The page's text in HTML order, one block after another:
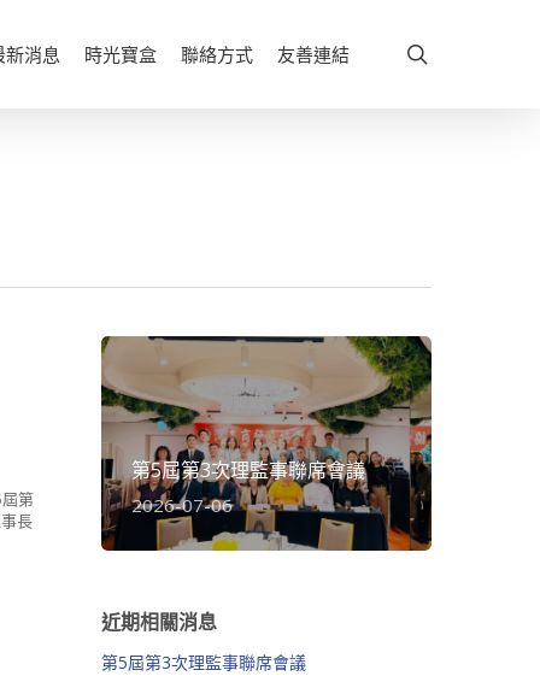
新消息 時光寶盒 聯絡方式 友善連結
第
長
第5屆第3次理監事聯席會議
2026-07-06
近期相關消息
第5屆第3次理監事聯席會議